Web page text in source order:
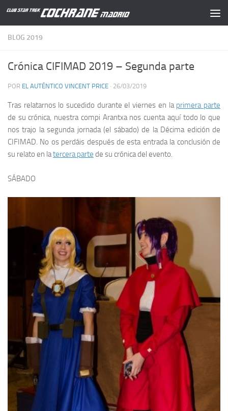
Saltar al contenido
BLOG 2019
Crónica CIFIMAD 2019 – Segunda parte
POR EL AUTÉNTICO VINCENT PRICE · 26/03/2019
Tras relatarnos lo sucedido durante el viernes en la primera parte
de su crónica, nuestra compi Arantxanos cuenta aquí todo lo que
nos trajo la segunda jornada (el sábado) de laDécima edición de
CIFIMAD. No os perdáis después de esta entrada la conclusión de
su relato en latercera parte de su crónica del evento.
SÁBADO